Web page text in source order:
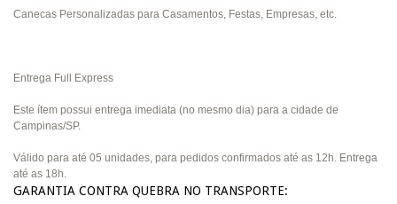
Canecas Personalizadas para Casamentos, Festas, Empresas, etc.
Entrega Full Express
Este ítem possui entrega imediata (no mesmo dia) para a cidade de
Campinas/SP.
Válido para até 05 unidades, para pedidos confirmados até as 12h. Entrega
até as 18h.
GARANTIA CONTRA QUEBRA NO TRANSPORTE: